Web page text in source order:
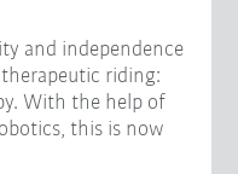
and independence
riding:
With the help of
this is now